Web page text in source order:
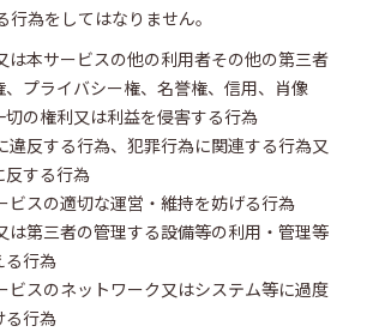
行為をしてはなりません。
は本サービスの他の利用者その他の第三者
、プライバシー権、名誉権、信用、肖像
切の権利又は利益を侵害する行為
違反する行為、犯罪行為に関連する行為又
反する行為
ビスの適切な運営・維持を妨げる行為
は第三者の管理する設備等の利用・管理等
る行為
ビスのネットワーク又はシステム等に過度
る行為